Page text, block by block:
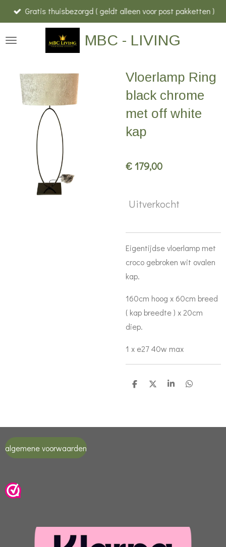
Ga
direct
naar
MBC - LIVING
Gratis thuisbezorgd ( geldt alleen voor post pakketten )
Vloerlamp Ring
black chrome
met off white
kap
€ 179,00
Uitverkocht
Eigentijdse vloerlamp met
croco gebroken wit ovalen
kap.
160cm hoog x 60cm breed
( kap breedte ) x 20cm
diep.
1 x e27 40w max
D
D
S
D
algemene voorwaarden